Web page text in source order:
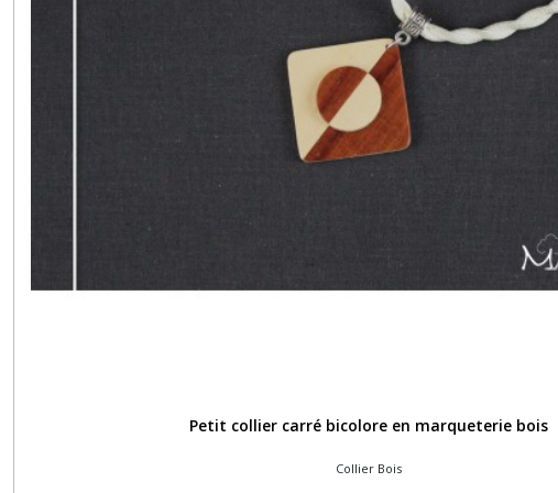
Petit collier carré bicolore en marqueterie bois
Collier Bois